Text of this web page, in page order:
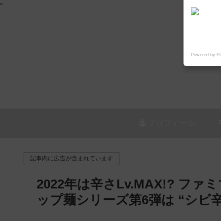
"
記事内に広告が含まれています
2022年は辛さLv.MAX!? ファ
ップ麺シリーズ第6弾は “シビ
Powered by